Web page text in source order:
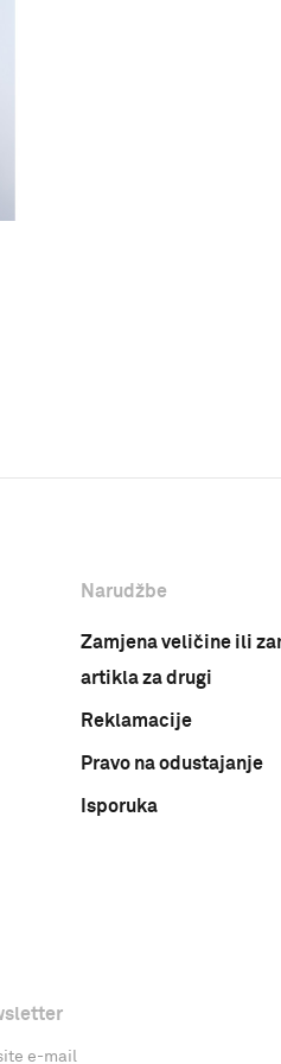
Narudžbe
Zamjena veličine ili
artikla za drugi
Reklamacije
Pravo na odustajanje
Isporuka